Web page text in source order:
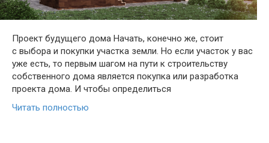
Проект будущего дома Начать, конечно же, стоит
с выбора и покупки участка земли. Но если участок у вас
уже есть, то первым шагом на пути к строительству
собственного дома является покупка или разработка
проекта дома. И чтобы определиться
Читать полностью